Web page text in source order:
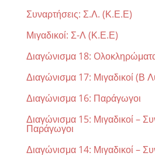
Συναρτήσεις: Σ.Λ. (Κ.Ε.Ε)
Μιγαδικοί: Σ-Λ (Κ.Ε.Ε)
Διαγώνισμα 18:
Διαγώνισμα 17: Μιγαδικοί (Β
Διαγώνισμα 16: Παράγωγοι
Διαγώνισμα 15: Μιγαδικοί –
Παράγωγοι
Διαγώνισμα 14: Μιγαδικοί –